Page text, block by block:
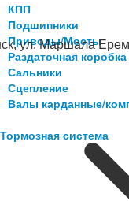
ул. Маршала
КПП
Подшипники
Приводы/Мосты
Раздаточная коробка
Сальники
Сцепление
Валы карданные/
Тормозная система